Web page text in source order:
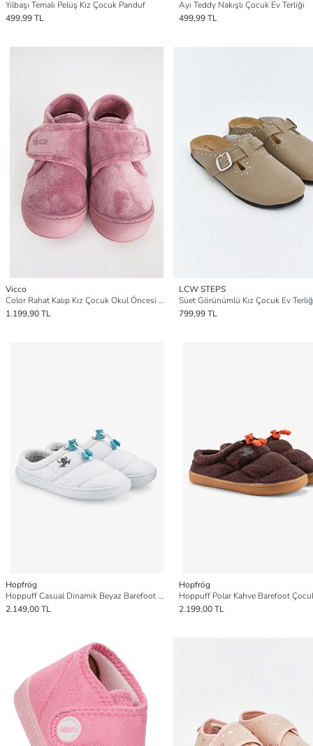
Yılbaşı Temalı Pelüş Kız Çocuk Panduf
499,99 TL
Ayı Teddy Nakışlı Çocuk Ev Terliği
499,99 TL
Vicco
Color Rahat Kalıp Kız Çocuk Okul Öncesi Pembe Ev Ayakkabısı
1.199,90 TL
LCW STEPS
Süet Görünümlü Kız Çocuk Ev
799,99 TL
Hopfrög
Hoppuff Casual Dinamik Beyaz Barefoot Çocuk Ayakkabı
2.149,00 TL
Hopfrög
2.199,00 TL